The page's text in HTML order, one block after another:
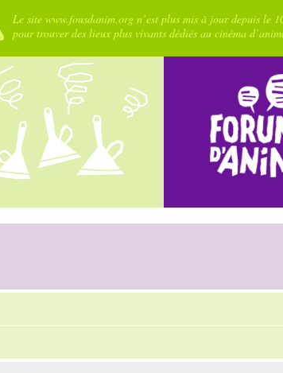
Le site www.fousdanim.org n’est plus mis à jour depuis
pour trouver des lieux plus vivants dédiés au cinéma